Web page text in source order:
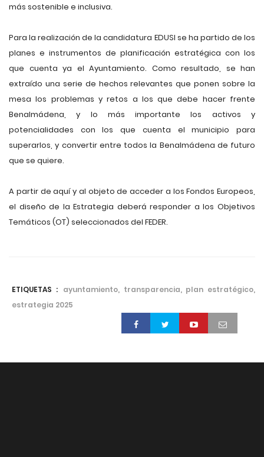
más sostenible e inclusiva.
Para la realización de la candidatura EDUSI se ha partido de los
planes e instrumentos de planificación estratégica con los
que cuenta ya el Ayuntamiento. Como resultado, se han
extraído una serie de hechos relevantes que ponen sobre la
mesa los problemas y retos a los que debe hacer frente
Benalmádena, y lo más importante los activos y
potencialidades con los que cuenta el municipio para
superarlos, y convertir entre todos la Benalmádena de futuro
que se quiere.
A partir de aquí y al objeto de acceder a los Fondos Europeos,
el diseño de la Estrategia deberá responder a los Objetivos
Temáticos (OT) seleccionados del FEDER.
ETIQUETAS :
ayuntamiento, transparencia, plan estratégico,
estrategia 2025